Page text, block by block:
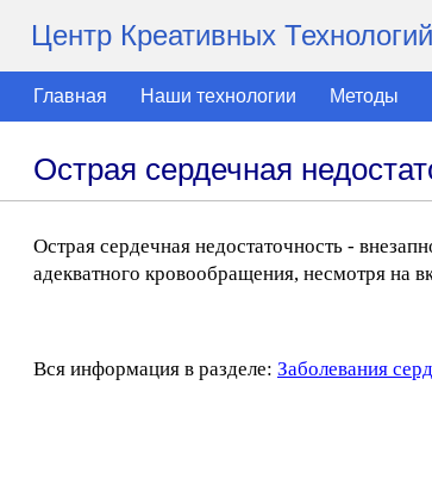
Центр Креативных Технологий
Главная Наши технологии Методы
Острая сердечная
Острая сердечная недостаточность -
адекватного кровообращения, несмотря на
Вся информация в разделе: Заболевания